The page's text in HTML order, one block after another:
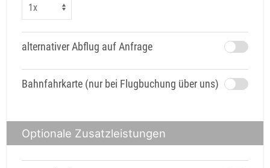
alternativer Abflug auf Anfrage
Bahnfahrkarte (nur bei Flugbuchung über uns)
Optionale Zusatzleistungen